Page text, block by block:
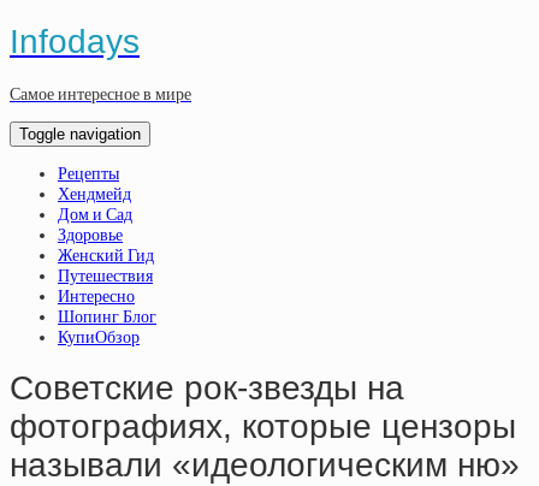
Infodays
Самое интересное в мире
Toggle navigation
Рецепты
Хендмейд
Дом и Сад
Здоровье
Женский Гид
Путешествия
Интересно
Шопинг Блог
КупиОбзор
Советские рок-звезды на
фотографиях, которые цензоры
называли «идеологическим ню»